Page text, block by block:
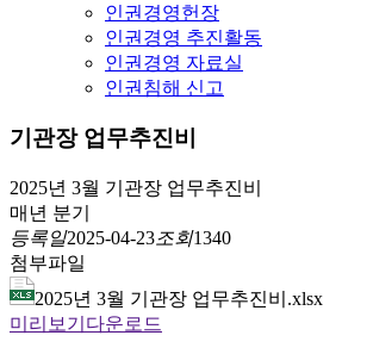
인권경영헌장
인권경영 추진활동
인권경영 자료실
인권침해 신고
기관장 업무추진비
2025년 3월 기관장 업무추진비
매년 분기
등록일2025-04-23조회1340
첨부파일
2025년 3월 기관장 업무추진비.xlsx
미리보기 다운로드